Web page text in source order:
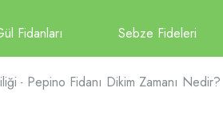
Pepino Fidanı Dikim Zamanı Nedir?